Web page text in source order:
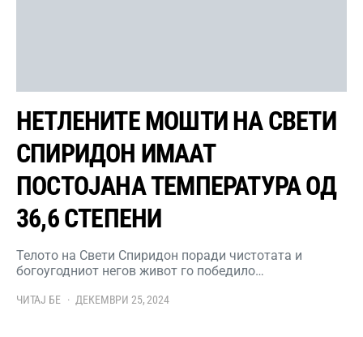
НЕТЛЕНИТЕ МОШТИ НА СВЕТИ
СПИРИДОН ИМААТ
ПОСТОЈАНА ТЕМПЕРАТУРА ОД
36,6 СТЕПЕНИ
Телото на Свети Спиридон поради чистотата и
богоугодниот негов живот го победило…
ЧИТАЈ БЕ ДЕКЕМВРИ 25, 2024